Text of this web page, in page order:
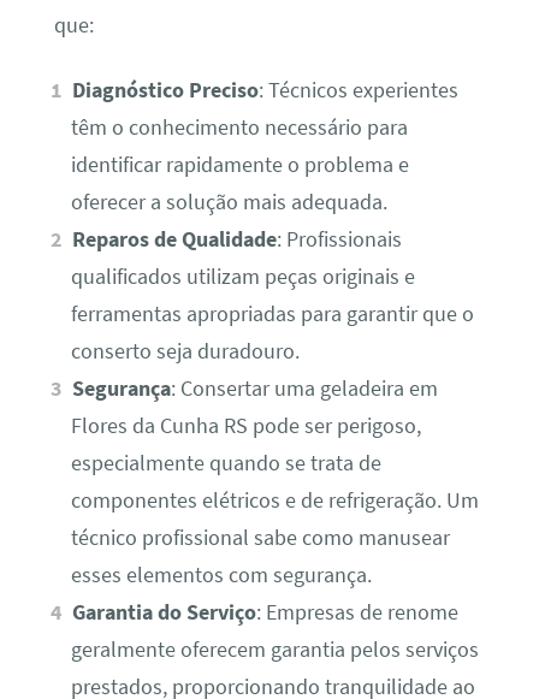
que:
Diagnóstico Preciso: Técnicos experientes
têm o conhecimento necessário para
identificar rapidamente o problema e
oferecer a solução mais adequada.
Reparos de Qualidade: Profissionais
qualificados utilizam peças originais e
ferramentas apropriadas para garantir que o
conserto seja duradouro.
Segurança: Consertar uma geladeira em
Flores da Cunha RS pode ser perigoso,
especialmente quando se trata de
componentes elétricos e de refrigeração. Um
técnico profissional sabe como manusear
esses elementos com segurança.
Garantia do Serviço: Empresas de renome
geralmente oferecem garantia pelos serviços
prestados, proporcionando tranquilidade ao